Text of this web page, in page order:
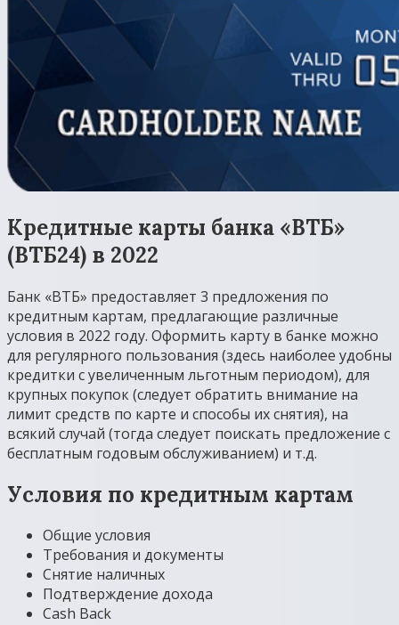
Кредитные карты банка «ВТБ»
(ВТБ24) в 2022
Банк «ВТБ» предоставляет 3 предложения по
кредитным картам, предлагающие различные
условия в 2022 году. Оформить карту в банке можно
для регулярного пользования (здесь наиболее удобны
кредитки с увеличенным льготным периодом), для
крупных покупок (следует обратить внимание на
лимит средств по карте и способы их снятия), на
всякий случай (тогда следует поискать предложение с
бесплатным годовым обслуживанием) и т.д.
Условия по кредитным картам
Общие условия
Требования и документы
Снятие наличных
Подтверждение дохода
Cash Back